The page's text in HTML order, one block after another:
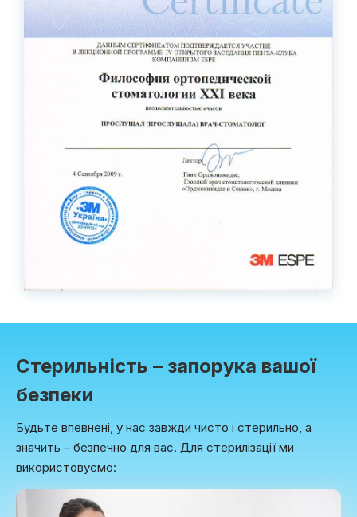
Стерильність – запорука вашої
безпеки
Будьте впевнені, у нас завжди чисто і стерильно, а
значить – безпечно для вас. Для стерилізації ми
використовуємо: